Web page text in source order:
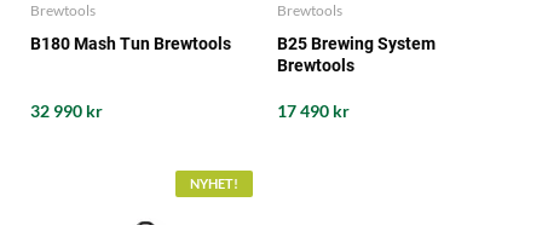
Brewtools
B180 Mash Tun Brewtools
32 990 kr
Brewtools
B25 Brewing System
Brewtools
17 490 kr
NYHET!